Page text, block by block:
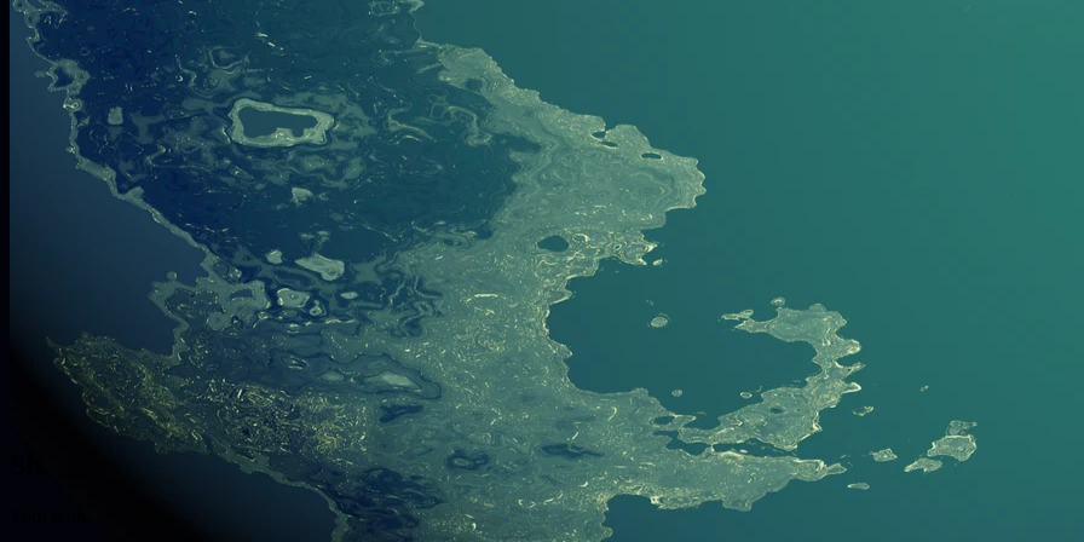
— Shopify
Shopify-Stores, die skalieren.
Vom schnellen Launch bis zu Shopify Plus: maßgeschneiderte Themes, Apps und Checkout-Optimierung für Stores, die verkaufen.